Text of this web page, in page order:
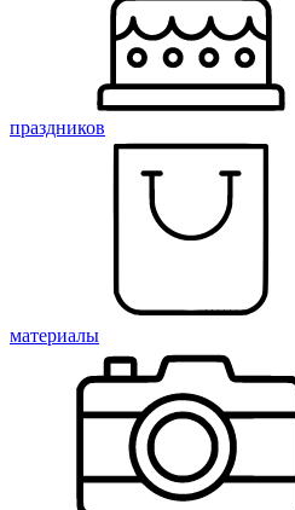
праздников
материалы